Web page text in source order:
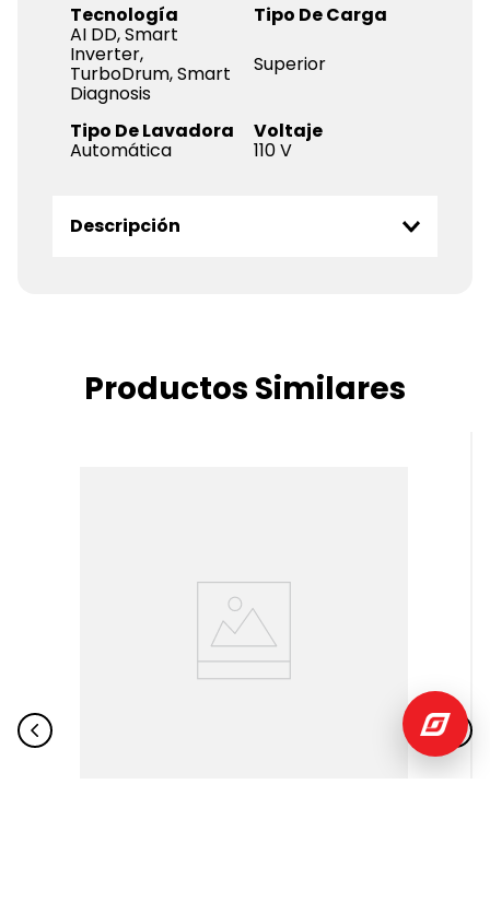
Tecnología
AI DD, Smart
Inverter,
TurboDrum, Smart
Diagnosis
Tipo De Carga
Superior
Tipo De Lavadora
Automática
Voltaje
110 V
Descripción
Productos Similares